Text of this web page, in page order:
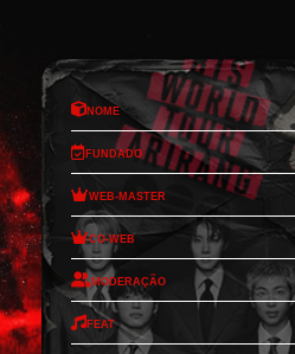
Nome
Fundado
Web-Master
Co-Web
Moderação
Feat